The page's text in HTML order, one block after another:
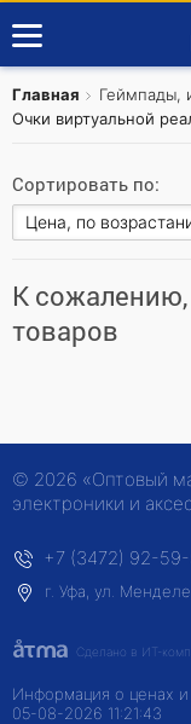
Главная
Геймпады,
Очки виртуальной
Сортировать по:
К сожалению,
товаров
© 2026 «Оптовый
электроники и
+7 (3472) 92-59-
г. Уфа, ул.
Сделано в ИТ-
Информация о ценах
05-08-2026 11:21:43